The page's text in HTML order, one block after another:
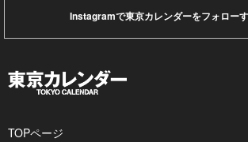
Instagramで東京カレンダーをフォロー
TOPページ